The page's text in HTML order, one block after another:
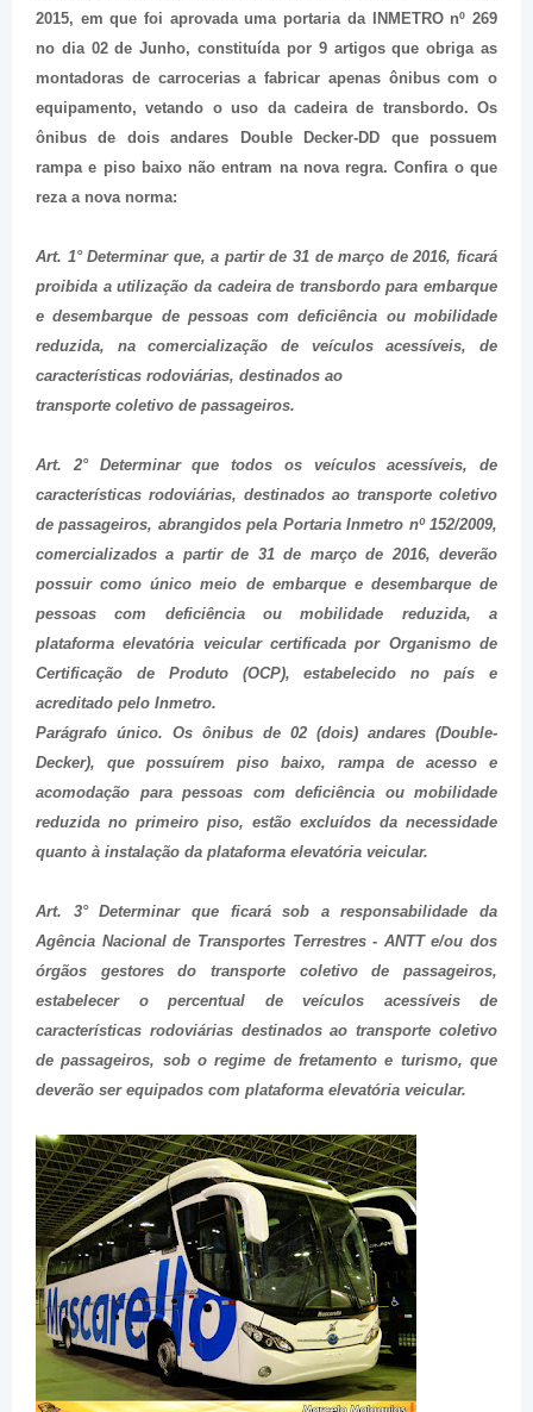
2015, em que foi aprovada uma portaria da INMETRO nº 269
no dia 02 de Junho, constituída por 9 artigos que obriga as
montadoras de carrocerias a fabricar apenas ônibuscom o
equipamento, vetando o uso da cadeira de transbordo. Os
ônibusde dois andares Double Decker-DD que possuem
rampa e piso baixo não entram na nova regra.Confira o que
reza a nova norma:
Art. 1° Determinar que, a partir de 31 de março de 2016, ficará
proibida a utilização da cadeira de transbordo para embarque
e desembarque de pessoas com deficiência ou mobilidade
reduzida, na comercialização de veículos acessíveis, de
características rodoviárias, destinados ao
transporte coletivo de passageiros.
Art. 2° Determinar que todos os veículos acessíveis, de
características rodoviárias, destinados ao transporte coletivo
de passageiros, abrangidos pela Portaria Inmetro nº 152/2009,
comercializados a partir de 31 de março de 2016, deverão
possuir como único meio de embarque e desembarque de
pessoas com deficiência ou mobilidade reduzida, a
plataforma elevatória veicular certificada por Organismo de
Certificação de Produto (OCP), estabelecido no país e
acreditado pelo Inmetro.
Parágrafo único. Os ônibus de 02 (dois) andares (Double-
Decker), que possuírem piso baixo, rampa de acesso e
acomodação para pessoas com deficiência ou mobilidade
reduzida no primeiro piso, estão excluídos da necessidade
quanto à instalação da plataforma elevatória veicular.
Art. 3° Determinar que ficará sob a responsabilidade da
Agência Nacional de Transportes Terrestres - ANTT e/ou dos
órgãos gestores do transporte coletivo de passageiros,
estabelecer o percentual de veículos acessíveis de
características rodoviárias destinados ao transporte coletivo
de passageiros, sob o regime de fretamento e turismo, que
deverão ser equipados com plataforma elevatória veicular.